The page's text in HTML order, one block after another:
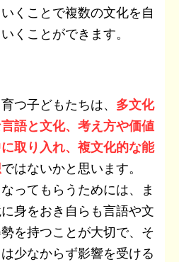
くことで複数の文化を自
くことができます。
つ子どもたちは、 多文化
語と文化、考え方や価値
取り入れ、複文化的な能
ではないかと思います。
ってもらうためには、ま
身をおき自らも言語や文
を持つことが大切で、そ
少なからず影響を受ける